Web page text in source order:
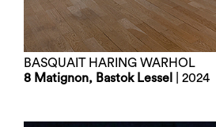
BASQUAIT HARING WARHOL
8 Matignon, Bastok Lessel
| 2024